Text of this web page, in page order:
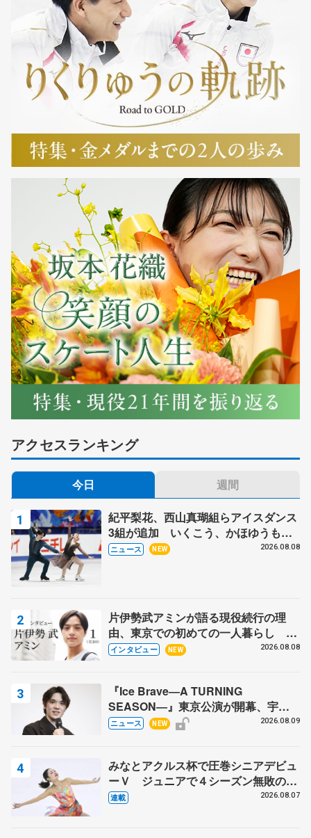
アクセスランキング
今日 週間
紀平梨花、西山真瑚組らアイスダンス
3組が追加 いくこう、かほゆうも、
木下グループ杯
ニュース NEW 2026.08.08
片伊勢武アミンが語る現役続行の理
由、東京での初めての一人暮らし 注
目スケーターの「今」に迫る
インタビュー NEW 2026.08.08
『Ice Brave―A TURNING
SEASON―』東京公演が開幕、宇野
昌磨の『Ice Brave』にかける思いを
ニュース NEW 2026.08.09
みなとアクルス杯で圧巻シニアデビュ
ーＶ ジュニアで４シーズン無敗の島
田麻央
連載 2026.08.07